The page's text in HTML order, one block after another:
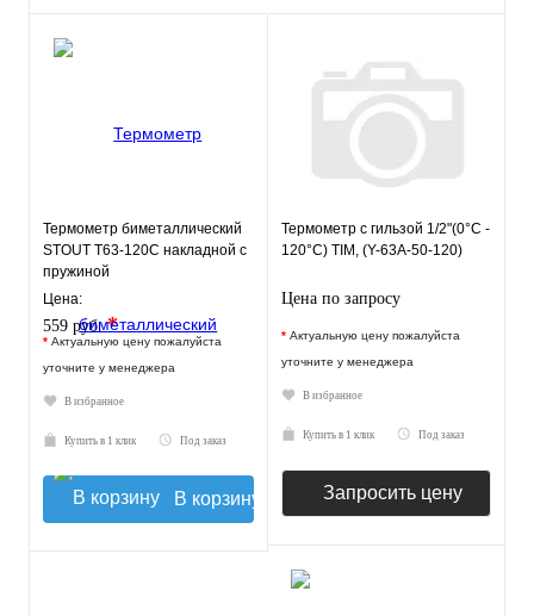
Термометр биметаллический
STOUT Т63-120С накладной с
пружиной
Цена:
559 руб.*
* Актуальную цену пожалуйста
уточните у менеджера
В избранное
Купить в 1 клик Под заказ
В корзину
Термометр с гильзой 1/2"(0°C -
120°C) TIM, (Y-63A-50-120)
Цена по запросу
* Актуальную цену пожалуйста
уточните у менеджера
В избранное
Купить в 1 клик Под заказ
Запросить цену